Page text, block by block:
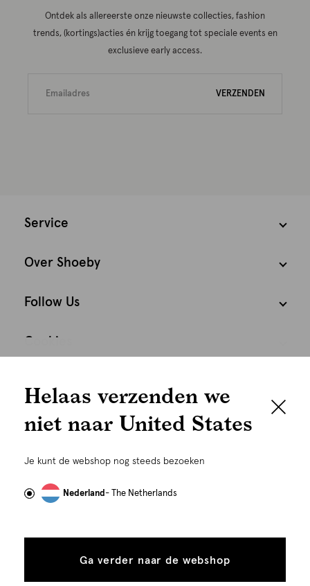
graag persoonlijk
gebruiken wij cookies en daarmee vergelijkbare
om advertenties te personaliseren...
tonen
toestaan
Ontdek als allereerste onze nieuwste collecties, fashion
trends, (kortings)acties én krijg toegang tot speciale events en
exclusieve early access.
VERZENDEN
Service
Over Shoeby
Follow Us
Cookies
Helaas verzenden we
niet naar United States
Je kunt de webshop nog steeds bezoeken
Nederland- The Netherlands
Ga verder naar de webshop